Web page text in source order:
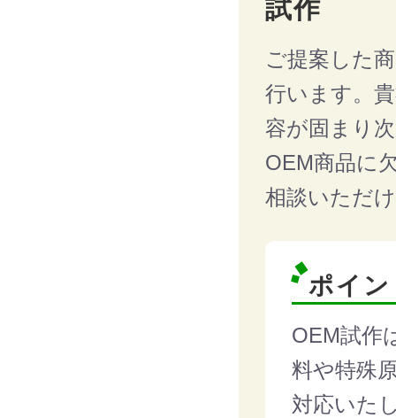
試作
ご提案した
行います。
容が固まり
OEM商品に
相談いただ
ポイ
OEM試作
料や特殊
対応いた